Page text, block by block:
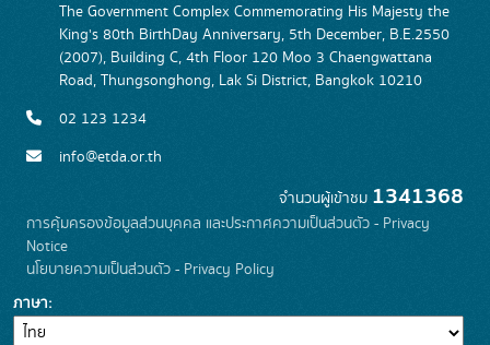
The Government Complex Commemorating His Majesty the
King's 80th BirthDay Anniversary, 5th December, B.E.2550
(2007), Building C, 4th Floor 120 Moo 3 Chaengwattana
Road, Thungsonghong, Lak Si District, Bangkok 10210
02 123 1234
info@etda.or.th
จำนวนผู้เข้าชม 1341368
การคุ้มครองข้อมูลส่วนบุคคล และประกาศความเป็นส่วนตัว - Privacy
Notice
นโยบายความเป็นส่วนตัว - Privacy Policy
ภาษา